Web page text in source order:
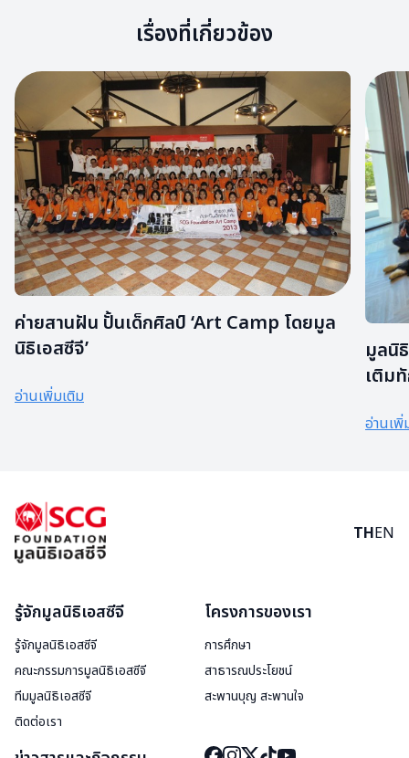
เรื่องที่เกี่ยวข้อง
ค่ายสานฝัน ปั้นเด็กศิลป์ ‘Art Camp โดยมูล
นิธิเอสซีจี’
อ่านเพิ่มเติม
มูลนิ
เติม
อ่านเพิ่
THEN
รู้จักมูลนิธิเอสซีจี
รู้จักมูลนิธิเอสซีจี
คณะกรรมการมูลนิธิเอสซีจี
ทีมมูลนิธิเอสซีจี
ติดต่อเรา
โครงการของเรา
การศึกษา
สาธารณประโยชน์
สะพานบุญ สะพานใจ